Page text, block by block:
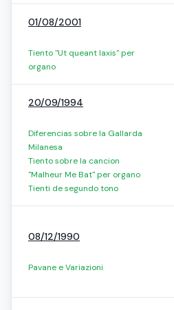
01/08/2001
Tiento "Ut queant laxis" per
organo
20/09/1994
Diferencias sobre la Gallarda
Milanesa
Tiento sobre la cancion
"Malheur Me Bat" per organo
Tienti de segundo tono
08/12/1990
Pavane e Variazioni